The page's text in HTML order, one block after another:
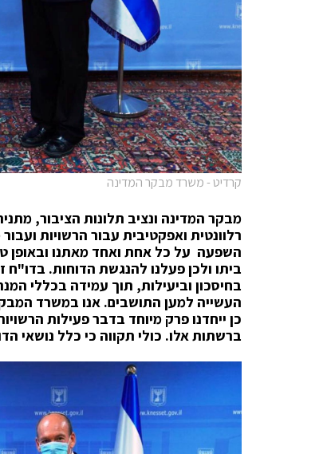
קרדיט - משרד מבקר המדינה
מבקר המדינה ונציב תלונות הציבור,
רלוונטית ואפקטיבית עבור הרשויות
השפעה על כל אחת ואחד מאתנו ובאופן
ביתו ולכן פעלנו להנגשת הדוחות. בדו"ח
בחיסכון וביעילות, תוך עמידה בכללי
העשייה למען התושבים. אנו במשרד
כן ייחדנו פרק מיוחד בדבר פעילות
ברשתות אלו. כולי תקווה כי כלל נושאי